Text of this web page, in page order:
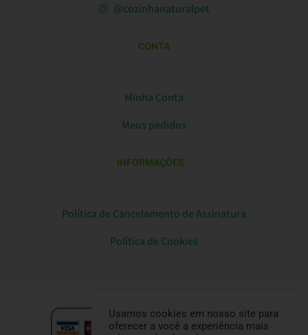
@cozinhanaturalpet
CONTA
Minha Conta
Meus pedidos
INFORMAÇÕES
Política de Cancelamento de Assinatura
Política de Cookies
Usamos cookies em nosso site para
oferecer a você a experiência mais